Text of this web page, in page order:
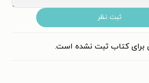
ثبت نظر
برای کتاب ثبت نشده است.